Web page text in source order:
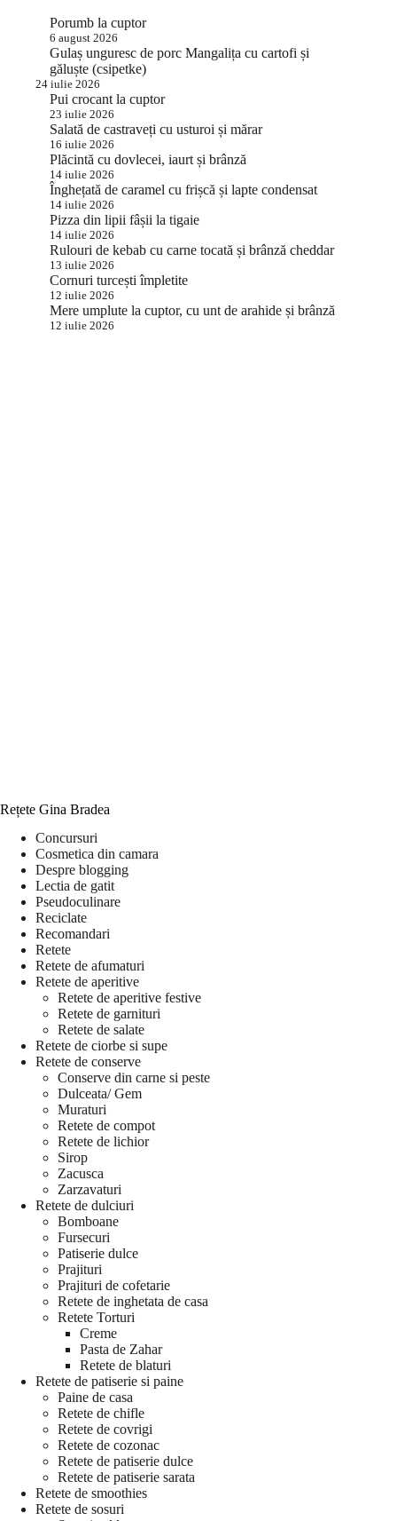
Porumb la cuptor
6 august 2026
Gulaș unguresc de porc Mangalița cu cartofi și
găluște (csipetke)
24 iulie 2026
Pui crocant la cuptor
23 iulie 2026
Salată de castraveți cu usturoi și mărar
16 iulie 2026
Plăcintă cu dovlecei, iaurt și brânză
14 iulie 2026
Înghețată de caramel cu frișcă și lapte condensat
14 iulie 2026
Pizza din lipii fâșii la tigaie
14 iulie 2026
Rulouri de kebab cu carne tocată și brânză cheddar
13 iulie 2026
Cornuri turcești împletite
12 iulie 2026
Mere umplute la cuptor, cu unt de arahide și brânză
12 iulie 2026
Rețete Gina Bradea
Concursuri
Cosmetica din camara
Despre blogging
Lectia de gatit
Pseudoculinare
Reciclate
Recomandari
Retete
Retete de afumaturi
Retete de aperitive
Retete de aperitive festive
Retete de garnituri
Retete de salate
Retete de ciorbe si supe
Retete de conserve
Conserve din carne si peste
Dulceata/ Gem
Muraturi
Retete de compot
Retete de lichior
Sirop
Zacusca
Zarzavaturi
Retete de dulciuri
Bomboane
Fursecuri
Patiserie dulce
Prajituri
Prajituri de cofetarie
Retete de inghetata de casa
Retete Torturi
Creme
Pasta de Zahar
Retete de blaturi
Retete de patiserie si paine
Paine de casa
Retete de chifle
Retete de covrigi
Retete de cozonac
Retete de patiserie dulce
Retete de patiserie sarata
Retete de smoothies
Retete de sosuri